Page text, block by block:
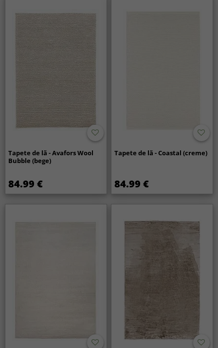
Tapete de lã - Avafors Wool
Bubble (bege)
84.99 €
Tapete de lã - Coastal (creme)
84.99 €